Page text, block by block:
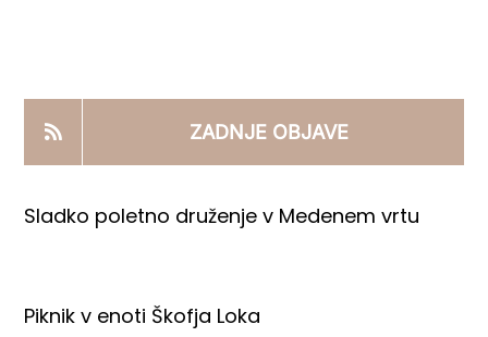
PRODAJNI IZDELKI
AKTUALNO
ZADNJE OBJAVE
Sladko poletno druženje v Medenem vrtu
Piknik v enoti Škofja Loka